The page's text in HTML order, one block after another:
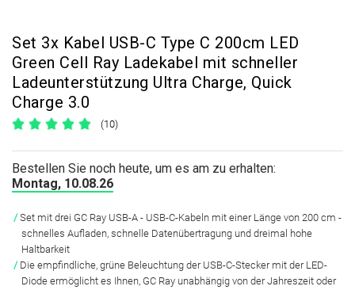
Set 3x Kabel USB-C Type C 200cm LED
Green Cell Ray Ladekabel mit schneller
Ladeunterstützung Ultra Charge, Quick
Charge 3.0
(10)
Bestellen Sie noch heute, um es am zu erhalten:
Montag, 10.08.26
Set mit drei GC Ray USB-A - USB-C-Kabeln mit einer Länge von 200 cm -
schnelles Aufladen, schnelle Datenübertragung und dreimal hohe
Haltbarkeit
Die empfindliche, grüne Beleuchtung der USB-C-Stecker mit der LED-
Diode ermöglicht es Ihnen, GC Ray unabhängig von der Jahreszeit oder